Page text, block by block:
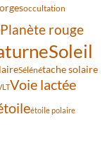
occultation
Planète rouge
Soleil
Sélénétache solaire
Voie lactée
étoile polaire